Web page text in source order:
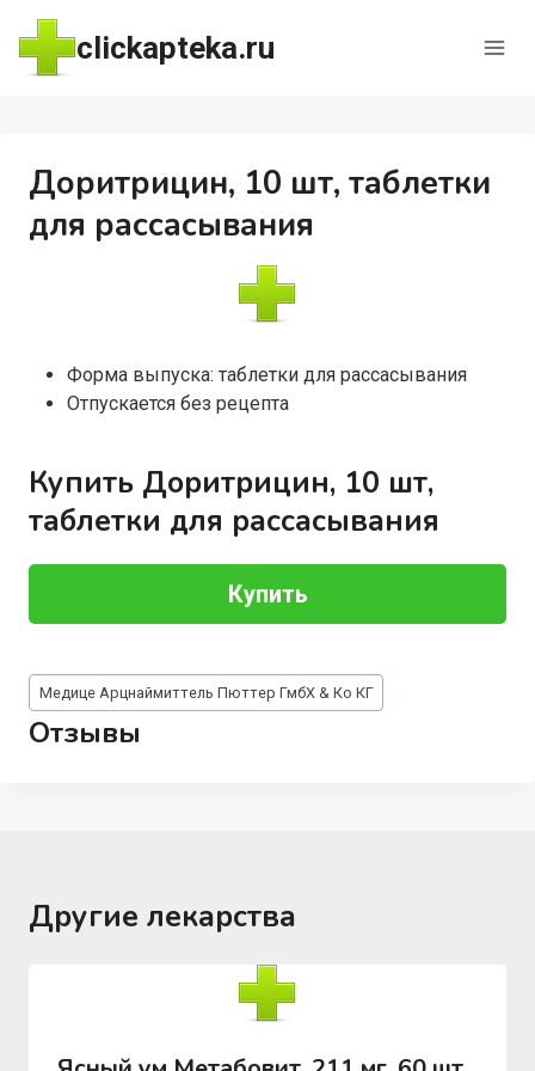
Перейти
содержимому
clickapteka.ru
Доритрицин, 10 шт, таблетки
для рассасывания
Форма выпуска: таблетки для рассасывания
Отпускается без рецепта
Купить Доритрицин, 10 шт,
таблетки для рассасывания
Купить
Метки
записи:
Медице Арцнаймиттель Пюттер ГмбХ & Ко КГ
Отзывы
Другие лекарства